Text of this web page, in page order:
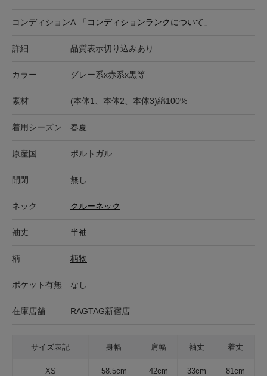
コンディションA 「 コンディションランクについて 」
詳細 品質表示切り込みあり
カラー グレー系x赤系x黒等
素材 (本体1、本体2、本体3)綿100%
着用シーズン 春夏
原産国 ポルトガル
開閉 無し
ネック クルーネック
袖丈 半袖
柄 柄物
ポケット有無 なし
在庫店舗 RAGTAG新宿店
サイズ表記 身幅 肩幅 袖丈 着丈
XS 58.5cm 42cm 33cm 81cm